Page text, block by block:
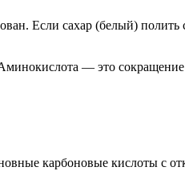
Если сахар (белый)
— это
карбоновые кислоты с